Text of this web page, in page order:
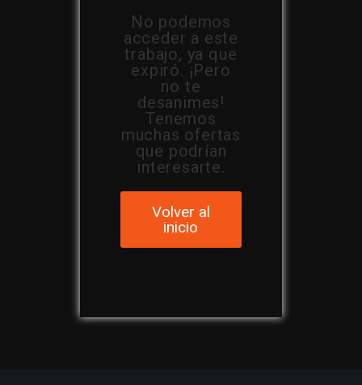
No podemos
acceder a este
trabajo, ya que
expiró. ¡Pero
no te
desanimes!
Tenemos
muchas ofertas
que podrían
interesarte.
Volver al
inicio